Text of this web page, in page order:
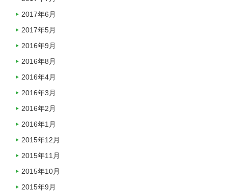
2017年6月
2017年5月
2016年9月
2016年8月
2016年4月
2016年3月
2016年2月
2016年1月
2015年12月
2015年11月
2015年10月
2015年9月